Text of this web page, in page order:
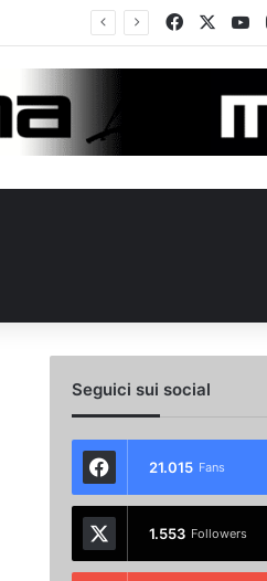
Facebook
Seguici sui social
21.015 Fans
1.553 Followers